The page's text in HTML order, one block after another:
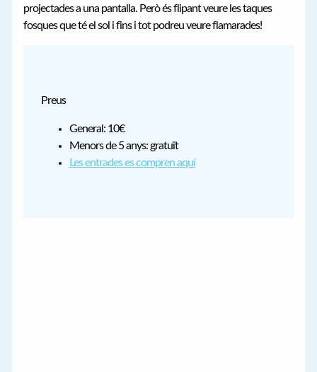
projectades a una pantalla. Però és flipant veure les taques
fosques que té el sol i fins i tot podreu veure flamarades!
Preus
General: 10€
Menors de 5 anys: gratuït
Les entrades es compren aquí